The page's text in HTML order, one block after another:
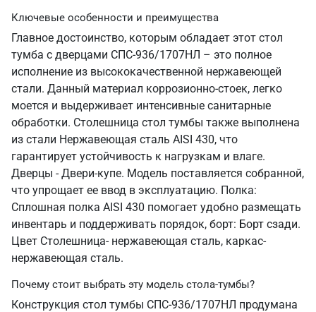
Ключевые особенности и преимущества
Главное достоинство, которым обладает этот стол
тумба с дверцами СПС-936/1707НЛ – это полное
исполнение из высококачественной нержавеющей
стали. Данный материал коррозионно-стоек, легко
моется и выдерживает интенсивные санитарные
обработки. Столешница стол тумбы также выполнена
из стали Нержавеющая сталь AISI 430, что
гарантирует устойчивость к нагрузкам и влаге.
Дверцы - Двери-купе. Модель поставляется собранной,
что упрощает ее ввод в эксплуатацию. Полка:
Сплошная полка AISI 430 помогает удобно размещать
инвентарь и поддерживать порядок, борт: Борт сзади.
Цвет Столешница- нержавеющая сталь, каркас-
нержавеющая сталь.
Почему стоит выбрать эту модель стола-тумбы?
Конструкция стол тумбы СПС-936/1707НЛ продумана